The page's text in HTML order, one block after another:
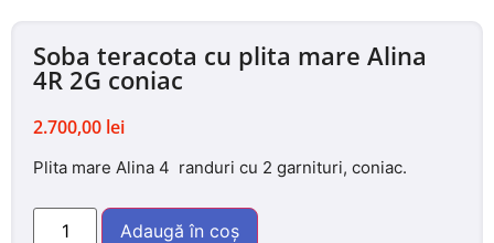
Soba teracota cu plita mare Alina
4R 2G coniac
2.700,00 lei
Plita mare Alina 4 randuri cu 2 garnituri, coniac.
Adaugă în coș